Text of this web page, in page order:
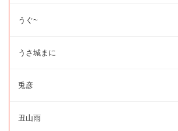
うぐ~
うさ城まに
兎彦
丑山雨